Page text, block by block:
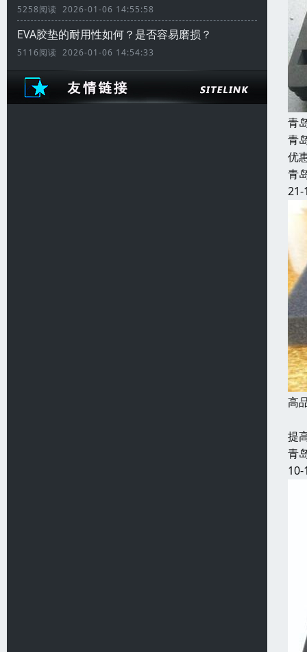
5258阅读 2026-01-06 14:55:58
EVA胶垫的耐用性如何？是否容易磨损？
5116阅读 2026-01-06 14:54:33
青
青
优
青
21-
高
提
青
10-